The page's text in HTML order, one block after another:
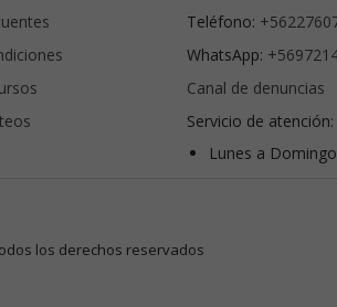
Teléfono:
WhatsApp:
Canal de denuncias
Servicio de atención:
Lunes a
los derechos reservados